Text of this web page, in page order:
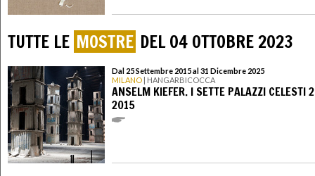
TUTTE LE MOSTRE DEL 04 OTTOBRE 2023
Dal 25 Settembre 2015 al 31 Dicembre 2025
MILANO | HANGARBICOCCA
ANSELM KIEFER. I SETTE PALAZZI CELESTI
2015